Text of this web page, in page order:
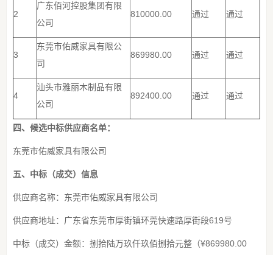
2
广东佰河控股集团有限
公司
810000.00 通过 通过
3
东莞市佑威家具有限公
司
869980.00 通过 通过
4
汕头市雅丽木制品有限
公司
892400.00 通过 通过
四、候选中标供应商名单：
东莞市佑威家具有限公司
五、中标（成交）信息
供应商名称：东莞市佑威家具有限公司
供应商地址：广东省东莞市厚街镇环莞快速路厚街段619号
中标（成交）金额：捌拾陆万玖仟玖佰捌拾元整（¥869980.00